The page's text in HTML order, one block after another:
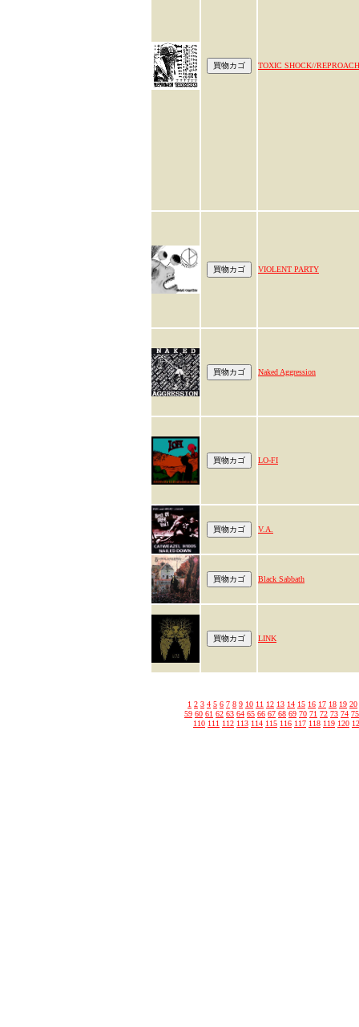
TOXIC SHOCK//REPROACH
VIOLENT PARTY
Naked Aggression
LO-FI
V.A.
Black Sabbath
LINK
1 2 3 4 5 6 7 8 9 10 11 12 13 14 15 16 17 18 19 20
59 60 61 62 63 64 65 66 67 68 69 70 71 72 73 74 75
110 111 112 113 114 115 116 117 118 119 120